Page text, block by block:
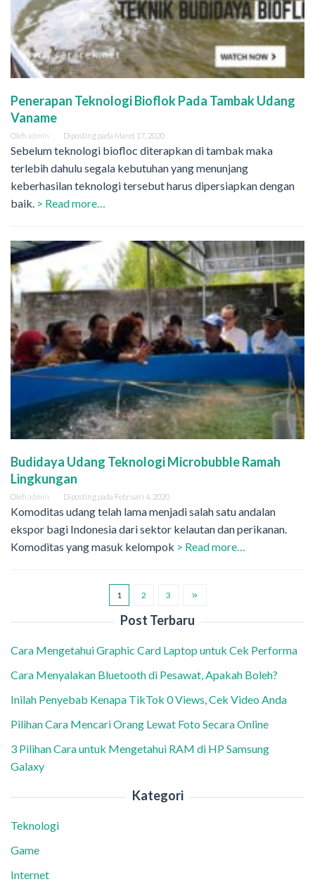
Penerapan Teknologi Bioflok Pada Tambak Udang
Vaname
Oleh admin Diposting pada Maret 17, 2020
Sebelum teknologi biofloc diterapkan di tambak maka
terlebih dahulu segala kebutuhan yang menunjang
keberhasilan teknologi tersebut harus dipersiapkan dengan
baik. > Read more…
Budidaya Udang Teknologi Microbubble Ramah
Lingkungan
Oleh admin Diposting pada Februari 4, 2020
Komoditas udang telah lama menjadi salah satu andalan
ekspor bagi Indonesia dari sektor kelautan dan perikanan.
Komoditas yang masuk kelompok > Read more…
1 2 3
Post Terbaru
Cara Mengetahui Graphic Card Laptop untuk Cek Performa
Cara Menyalakan Bluetooth di Pesawat, Apakah Boleh?
Inilah Penyebab Kenapa TikTok 0 Views, Cek Video Anda
Pilihan Cara Mencari Orang Lewat Foto Secara Online
3 Pilihan Cara untuk Mengetahui RAM di HP Samsung
Galaxy
Kategori
Teknologi
Game
Internet